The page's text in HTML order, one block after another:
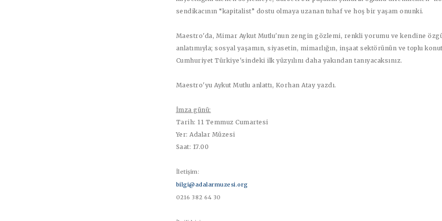
sendikacının “kapitalist” dostu olmaya uzanan tuhaf ve hoş bir yaşam onunki.
Maestro'da, Mimar Aykut Mutlu'nun zengin gözlemi, renkli yorumu ve kendine
anlatımıyla; sosyal yaşamın, siyasetin, mimarlığın, inşaat sektörünün ve toplu
Cumhuriyet Türkiye'sindeki ilk yüzyılını daha yakından tanıyacaksınız.
Maestro'yu Aykut Mutlu anlattı, Korhan Atay yazdı.
İmza günü:
Tarih: 11 Temmuz Cumartesi
Yer: Adalar Müzesi
Saat: 17.00
İletişim:
bilgi@adalarmuzesi.org
0216 382 64 30